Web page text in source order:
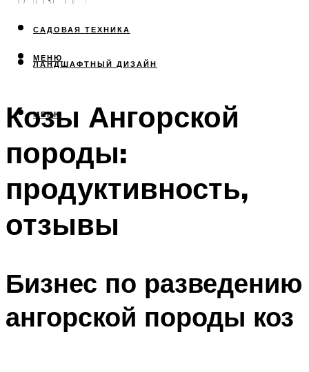
САДОВАЯ ТЕХНИКА
ЛАНДШАФТНЫЙ ДИЗАЙН
МЕНЮ
МЕНЮ
Козы Ангорской
породы:
продуктивность,
отзывы
Бизнес по разведению
ангорской породы коз